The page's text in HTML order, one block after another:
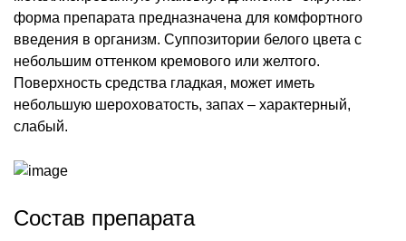
форма препарата предназначена для комфортного
введения в организм. Суппозитории белого цвета с
небольшим оттенком кремового или желтого.
Поверхность средства гладкая, может иметь
небольшую шероховатость, запах – характерный,
слабый.
Состав препарата